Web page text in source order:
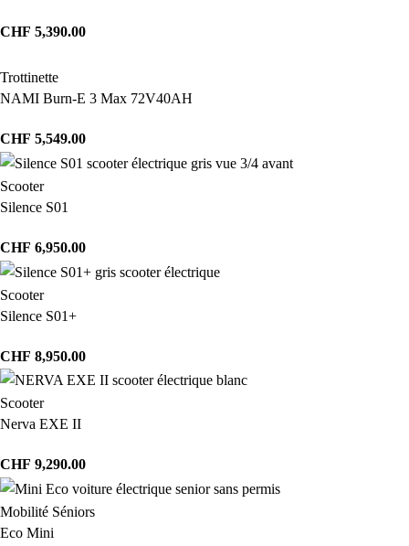
CHF 5,390.00
Trottinette
NAMI Burn-E 3 Max 72V40AH
CHF 5,549.00
Scooter
Silence S01
CHF 6,950.00
Scooter
Silence S01+
CHF 8,950.00
Scooter
Nerva EXE II
CHF 9,290.00
Mobilité Séniors
Eco Mini